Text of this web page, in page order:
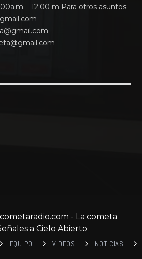
- 12:00 m Para otros asuntos:
- La cometa
a Cielo Abierto
EQUIPO VIDEOS
NOTICIAS